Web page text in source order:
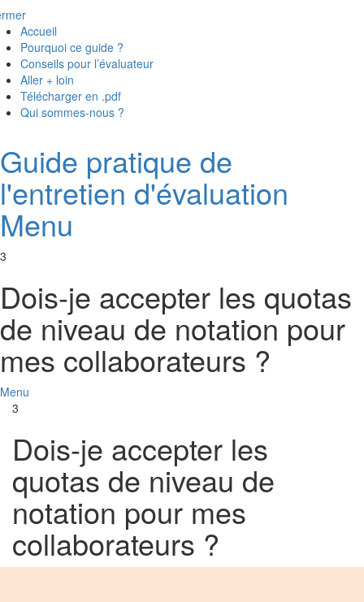
Accueil
Pourquoi ce guide ?
Conseils pour l’évaluateur
Aller + loin
Télécharger en .pdf
Qui sommes-nous ?
Guide pratique de
l'entretien d'évaluation
Menu
3
Dois-je accepter les quotas
de niveau de notation pour
mes collaborateurs ?
Menu
3
Dois-je accepter les
quotas de niveau de
notation pour mes
collaborateurs ?